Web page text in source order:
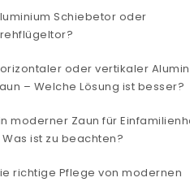
Schiebetor oder
oder vertikaler
– Welche Lösung ist besser?
moderner Zaun für
Was ist zu beachten?
richtige Pflege von modernen